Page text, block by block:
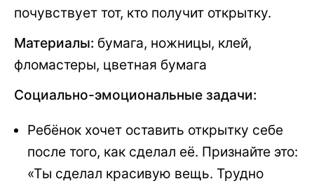
почувствует тот, кто получит открытку.
Материалы: бумага, ножницы, клей,
фломастеры, цветная бумага
Социально-эмоциональные задачи:
Ребёнок хочет оставить открытку себе
после того, как сделал её. Признайте это:
«Ты сделал красивую вещь. Трудно